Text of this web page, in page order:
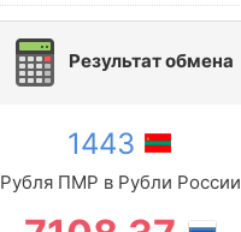
Результат обмена
1443
Рубля ПМР в Рубли России